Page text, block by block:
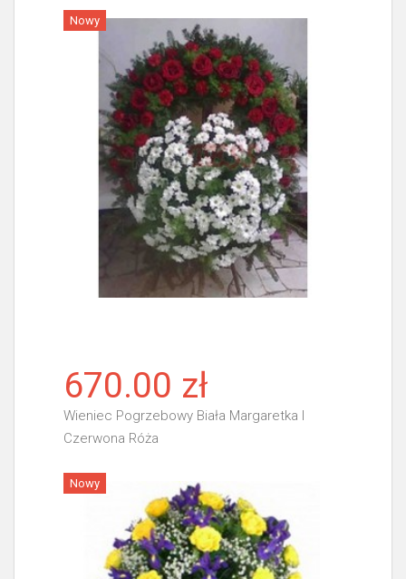
Nowy
670.00 zł
Wieniec Pogrzebowy Biała Margaretka I
Czerwona Róża
Więcej
Nowy